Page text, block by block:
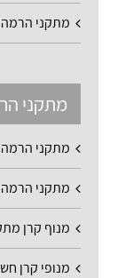
מתקני
מתקני
מתקני הרמה
מתקני הרמה
מנוף קרן
מנופי קרן